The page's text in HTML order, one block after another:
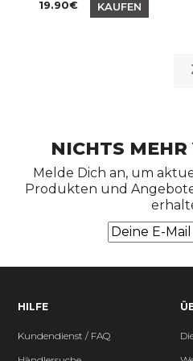
19.90€ KAUFEN
NICHTS MEHR
Melde Dich an, um
Produkten und
HILFE
Kundendienst / FAQ